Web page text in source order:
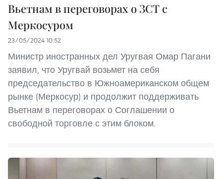
Вьетнам в переговорах о ЗСТ с
Меркосуром
23/05/2024 10:52
Министр иностранных дел Уругвая Омар Пагани
заявил, что Уругвай возьмет на себя
председательство в Южноамериканском общем
рынке (Меркосур) и продолжит поддерживать
Вьетнам в переговорах о Соглашении о
свободной торговле с этим блоком.